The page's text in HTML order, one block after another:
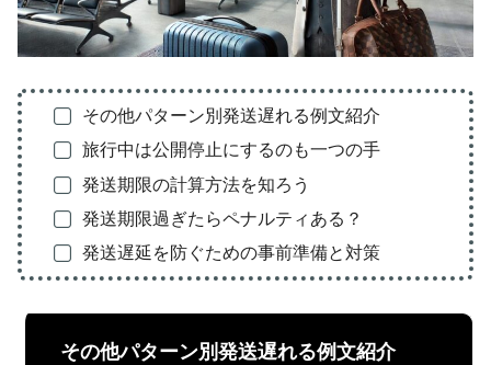
その他パターン別発送遅れる例文紹介
旅行中は公開停止にするのも一つの手
発送期限の計算方法を知ろう
発送期限過ぎたらペナルティある？
発送遅延を防ぐための事前準備と対策
その他パターン別発送遅れる例文紹介